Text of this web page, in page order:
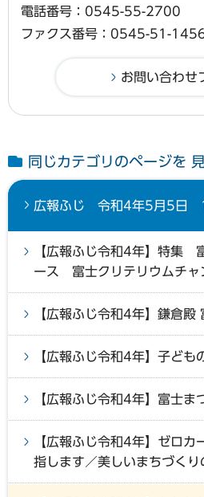
電話番号：0545-55-2700
ファクス番号：0545-51-
同じカテゴリのページを
広報ふじ 令和4年5月5日
【広報ふじ令和4年】特集
ース 富士クリテリウムチャ
【広報ふじ令和4年】鎌倉殿
【広報ふじ令和4年】子ども
【広報ふじ令和4年】富士
【広報ふじ令和4年】ゼロカ
指します／美しいまちづくり